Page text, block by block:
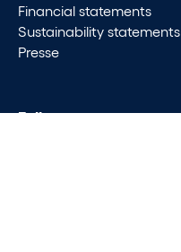
Financial statements
Sustainability statements
Presse
Follow